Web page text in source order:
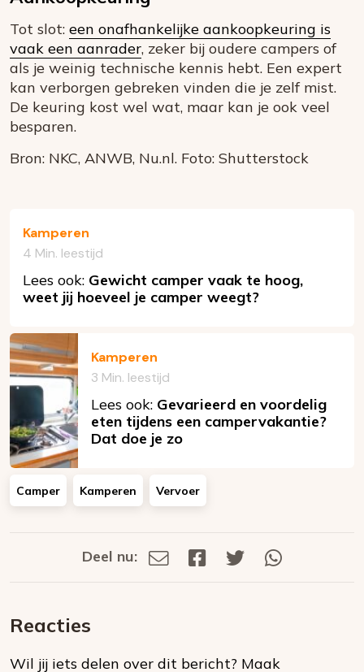
Tot slot: een onafhankelijke aankoopkeuring is
vaak een aanrader, zeker bij oudere campers of
als je weinig technische kennis hebt. Een expert
kan verborgen gebreken vinden die je zelf mist.
De keuring kost wel wat, maar kan je ook veel
besparen.
Bron: NKC, ANWB, Nu.nl. Foto: Shutterstock
Kamperen
4 Min. leestijd
Lees ook: Gewicht camper vaak te hoog,
weet jij hoeveel je camper weegt?
Kamperen
3 Min. leestijd
Lees ook: Gevarieerd en voordelig
eten tijdens een campervakantie?
Dat doe je zo
Camper Kamperen Vervoer
Deel
Deel nu:
Deel
Deel
Deel
Reacties
Wil jij iets delen over dit bericht? Maak